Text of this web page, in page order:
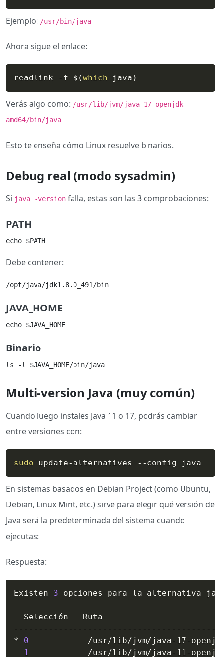
Ejemplo: /usr/bin/java
Ahora sigue el enlace:
readlink -f $(which java )
Verás algo como: /usr/lib/jvm/java-17-openjdk-
amd64/bin/java
Esto te enseña cómo Linux resuelve binarios.
Debug real (modo sysadmin)
Si java -version falla, estas son las 3 comprobaciones:
PATH
echo $PATH
Debe contener:
/opt/java/jdk1.8.0_491/bin
JAVA_HOME
echo $JAVA_HOME
Binario
ls -l $JAVA_HOME/bin/java
Multi-version Java (muy común)
Cuando luego instales Java 11 o 17, podrás cambiar
entre versiones con:
sudo update-alternatives --config java
En sistemas basados en Debian Project (como Ubuntu,
Debian, Linux Mint, etc.) sirve para elegir qué versión de
Java será la predeterminada del sistema cuando
ejecutas:
Respuesta:
Existen 3 opciones para la alternativa
Selección   Ruta
* 0
/usr/lib/jvm/java-17-
1
/usr/lib/jvm/java-11-